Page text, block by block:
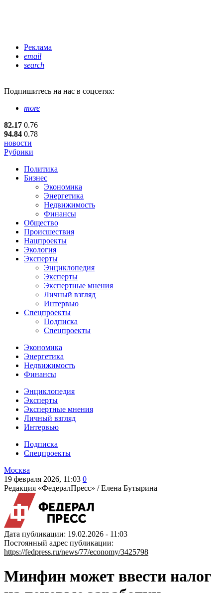
Реклама
email
search
Подпишитесь на нас в соцсетях:
more
82.17 0.76
94.84 0.78
новости
Рубрики
Политика
Бизнес
Экономика
Энергетика
Недвижимость
Финансы
Общество
Происшествия
Нацпроекты
Экология
Эксперты
Энциклопедия
Эксперты
Экспертные мнения
Личный взгляд
Интервью
Спецпроекты
Подписка
Спецпроекты
Экономика
Энергетика
Недвижимость
Финансы
Энциклопедия
Эксперты
Экспертные мнения
Личный взгляд
Интервью
Подписка
Спецпроекты
Москва
19 февраля 2026, 11:03 0
Редакция «ФедералПресс» /Елена Бутырина
Дата публикации: 19.02.2026 - 11:03
Постоянный адрес публикации:
https://fedpress.ru/news/77/economy/3425798
Минфин может ввести налог